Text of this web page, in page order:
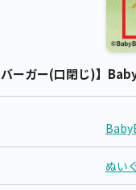
バーガー(口閉じ)】
ぬい